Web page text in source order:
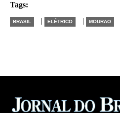
Tags:
BRASIL | ELÉTRICO | MOURAO